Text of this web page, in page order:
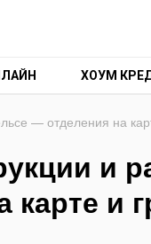
ХОУМ
— отделения на
и
карте и